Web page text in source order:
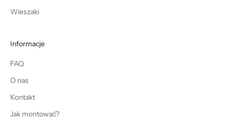
Wieszaki
Informacje
FAQ
O nas
Kontakt
Jak montować?